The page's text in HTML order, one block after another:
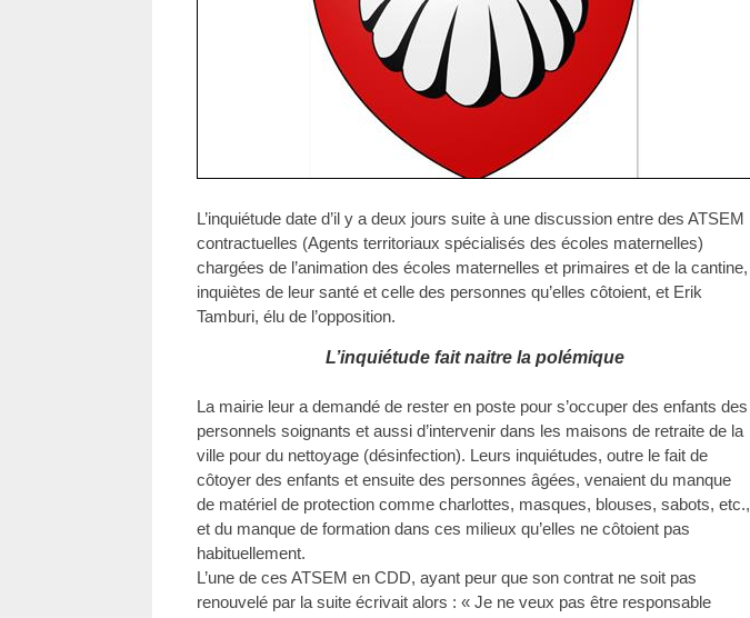
L’inquiétude date d’il y a deux jours suite à une discussion entre des ATSEM
contractuelles (Agents territoriaux spécialisés des écoles maternelles)
chargées de l’animation des écoles maternelles et primaires et de la cantine,
inquiètes de leur santé et celle des personnes qu’elles côtoient, et Erik
Tamburi, élu de l’opposition.
L’inquiétude fait naitre la polémique
La mairie leur a demandé de rester en poste pour s’occuper des enfants des
personnels soignants et aussi d’intervenir dans les maisons de retraite de la
ville pour du nettoyage (désinfection). Leurs inquiétudes, outre le fait de
côtoyer des enfants et ensuite des personnes âgées, venaient du manque
de matériel de protection comme charlottes, masques, blouses, sabots, etc.,
et du manque de formation dans ces milieux qu’elles ne côtoient pas
habituellement.
L’une de ces ATSEM en CDD, ayant peur que son contrat ne soit pas
renouvelé par la suite écrivait alors : « Je ne veux pas être responsable